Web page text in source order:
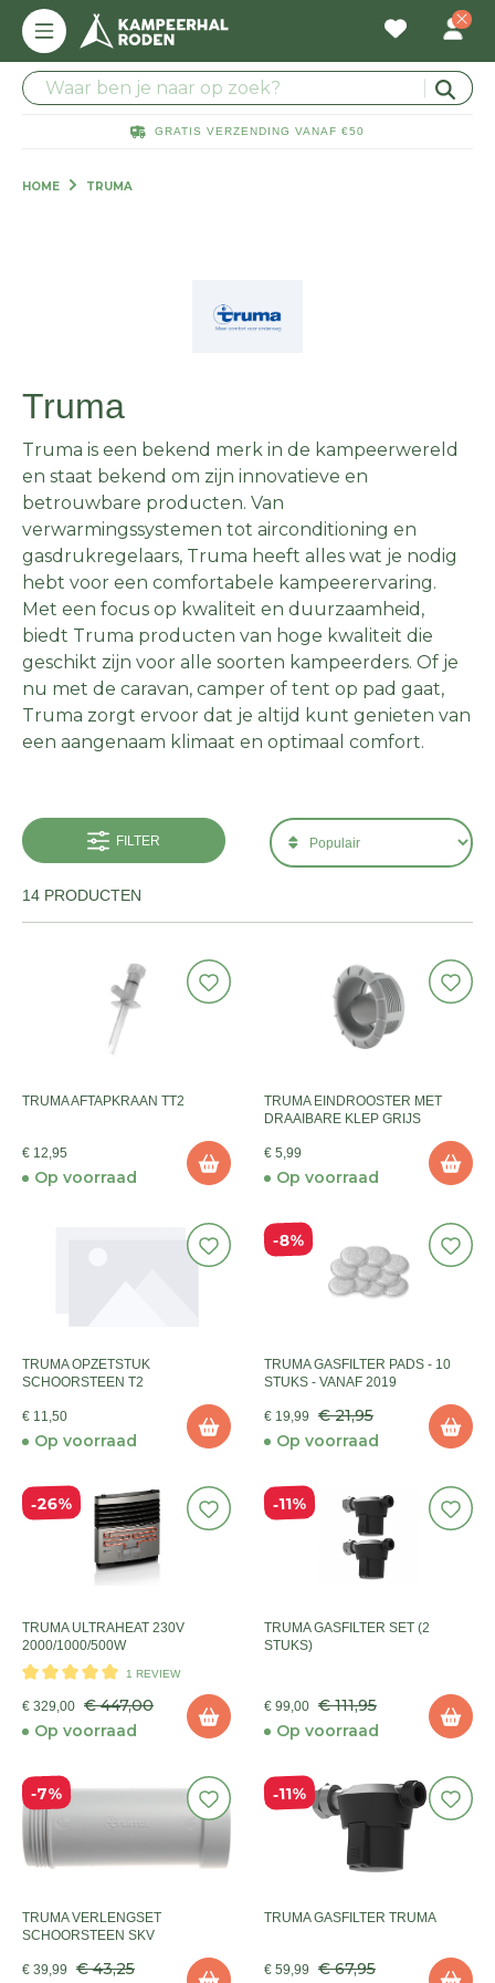
GRATIS VERZENDING VANAF €50
HOME TRUMA
Truma
Truma is een bekend merk in de kampeerwereld
en staat bekend om zijn innovatieve en
betrouwbare producten. Van
verwarmingssystemen tot airconditioning en
gasdrukregelaars, Truma heeft alles wat je nodig
hebt voor een comfortabele kampeerervaring.
Met een focus op kwaliteit en duurzaamheid,
biedt Truma producten van hoge kwaliteit die
geschikt zijn voor alle soorten kampeerders. Of je
nu met de caravan, camper of tent op pad gaat,
Truma zorgt ervoor dat je altijd kunt genieten van
een aangenaam klimaat en optimaal comfort.
FILTER
14 PRODUCTEN
TRUMA AFTAPKRAAN TT2
€ 12,95
Op voorraad
TRUMA EINDROOSTER MET
DRAAIBARE KLEP GRIJS
€ 5,99
Op voorraad
TRUMA OPZETSTUK
SCHOORSTEEN T2
€ 11,50
Op voorraad
8%
TRUMA GASFILTER PADS - 10
STUKS - VANAF 2019
€ 19,99
€ 21,95
Op voorraad
26%
TRUMA ULTRAHEAT 230V
2000/1000/500W
1 REVIEW
€ 329,00 € 447,00
Op voorraad
11%
TRUMA GASFILTER SET (2
STUKS)
€ 99,00 € 111,95
Op voorraad
7%
TRUMA VERLENGSET
SCHOORSTEEN SKV
€ 39,99 € 43,25
11%
TRUMA GASFILTER TRUMA
€ 59,99 € 67,95